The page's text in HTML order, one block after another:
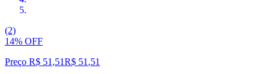
(2)
14% OFF
Preço R$ 51,51R$ 51 ,51